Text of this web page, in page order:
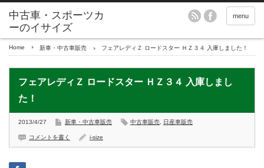
menu
Home 新車・中古車販売 フェアレディＺ ロードスター ＨＺ３４ 入庫しました！
フェアレディＺ ロードスター ＨＺ３４ 入庫しまし
た！
2013/4/27 新車・中古車販売 中古車販売 日産車販売
コメントを書く i-size